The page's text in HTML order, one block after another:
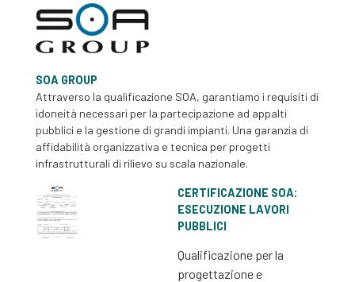
SOA GROUP
Attraverso la qualificazione SOA, garantiamo i requisiti di
idoneità necessari per la partecipazione ad appalti
pubblici e la gestione di grandi impianti. Una garanzia di
affidabilità organizzativa e tecnica per progetti
infrastrutturali di rilievo su scala nazionale.
CERTIFICAZIONE SOA:
ESECUZIONE LAVORI
PUBBLICI
Qualificazione per la
progettazione e